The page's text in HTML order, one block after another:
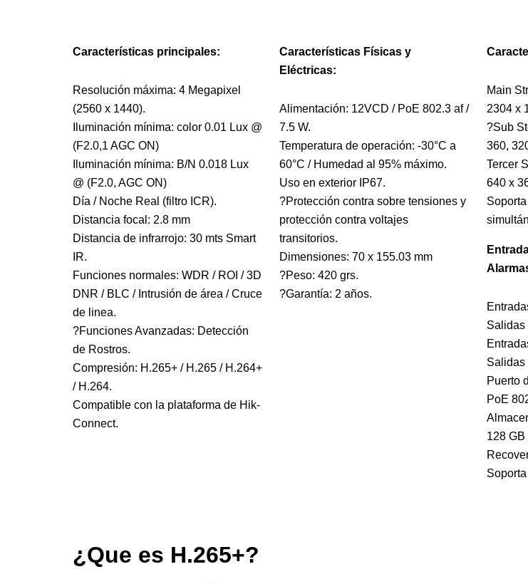
Características principales:
Resolución máxima: 4 Megapixel
(2560 x 1440).
Iluminación mínima: color 0.01 Lux @
(F2.0,1 AGC ON)
Iluminación mínima: B/N 0.018 Lux
@ (F2.0, AGC ON)
Día / Noche Real (filtro ICR).
Distancia focal: 2.8 mm
Distancia de infrarrojo: 30 mts Smart
IR.
Funciones normales: WDR / ROI / 3D
DNR / BLC / Intrusión de área / Cruce
de linea.
?Funciones Avanzadas: Detección
de Rostros.
Compresión: H.265+ / H.265 / H.264+
/ H.264.
Compatible con la plataforma de Hik-
Connect.
Características Físicas y
Eléctricas:
Alimentación: 12VCD / PoE 802.3 af /
7.5 W.
Temperatura de operación: -30°C a
60°C / Humedad al 95% máximo.
Uso en exterior IP67.
?Protección contra sobre tensiones y
protección contra voltajes
transitorios.
Dimensiones: 70 x 155.03 mm
?Peso: 420 grs.
?Garantía: 2 años.
Main
2304 x
?Sub
360,
Tercer
640 x
Salidas
Salidas
Puerto
PoE
128
¿Que es H.265+?